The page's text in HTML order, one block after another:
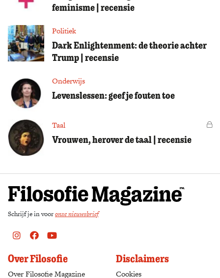
feminisme | recensie
Politiek
Dark Enlightenment: de theorie achter
Trump | recensie
Onderwijs
Levenslessen: geef je fouten toe
Taal
Vrouwen, herover de taal | recensie
Schrijf je in vooronze nieuwsbrief
Instagram
FacebookYoutube
Over Filosofie
Over Filosofie Magazine
Disclaimers
Cookies